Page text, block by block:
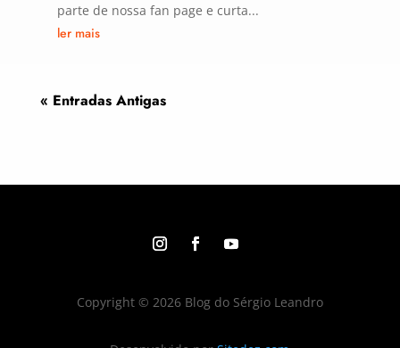
parte de nossa fan page e curta...
ler mais
« Entradas Antigas
Copyright © 2026 Blog do Sérgio Leandro